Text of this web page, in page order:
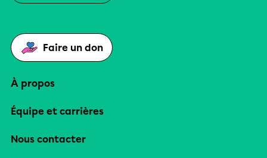
Faire un don
À propos
Équipe et carrières
Nous contacter